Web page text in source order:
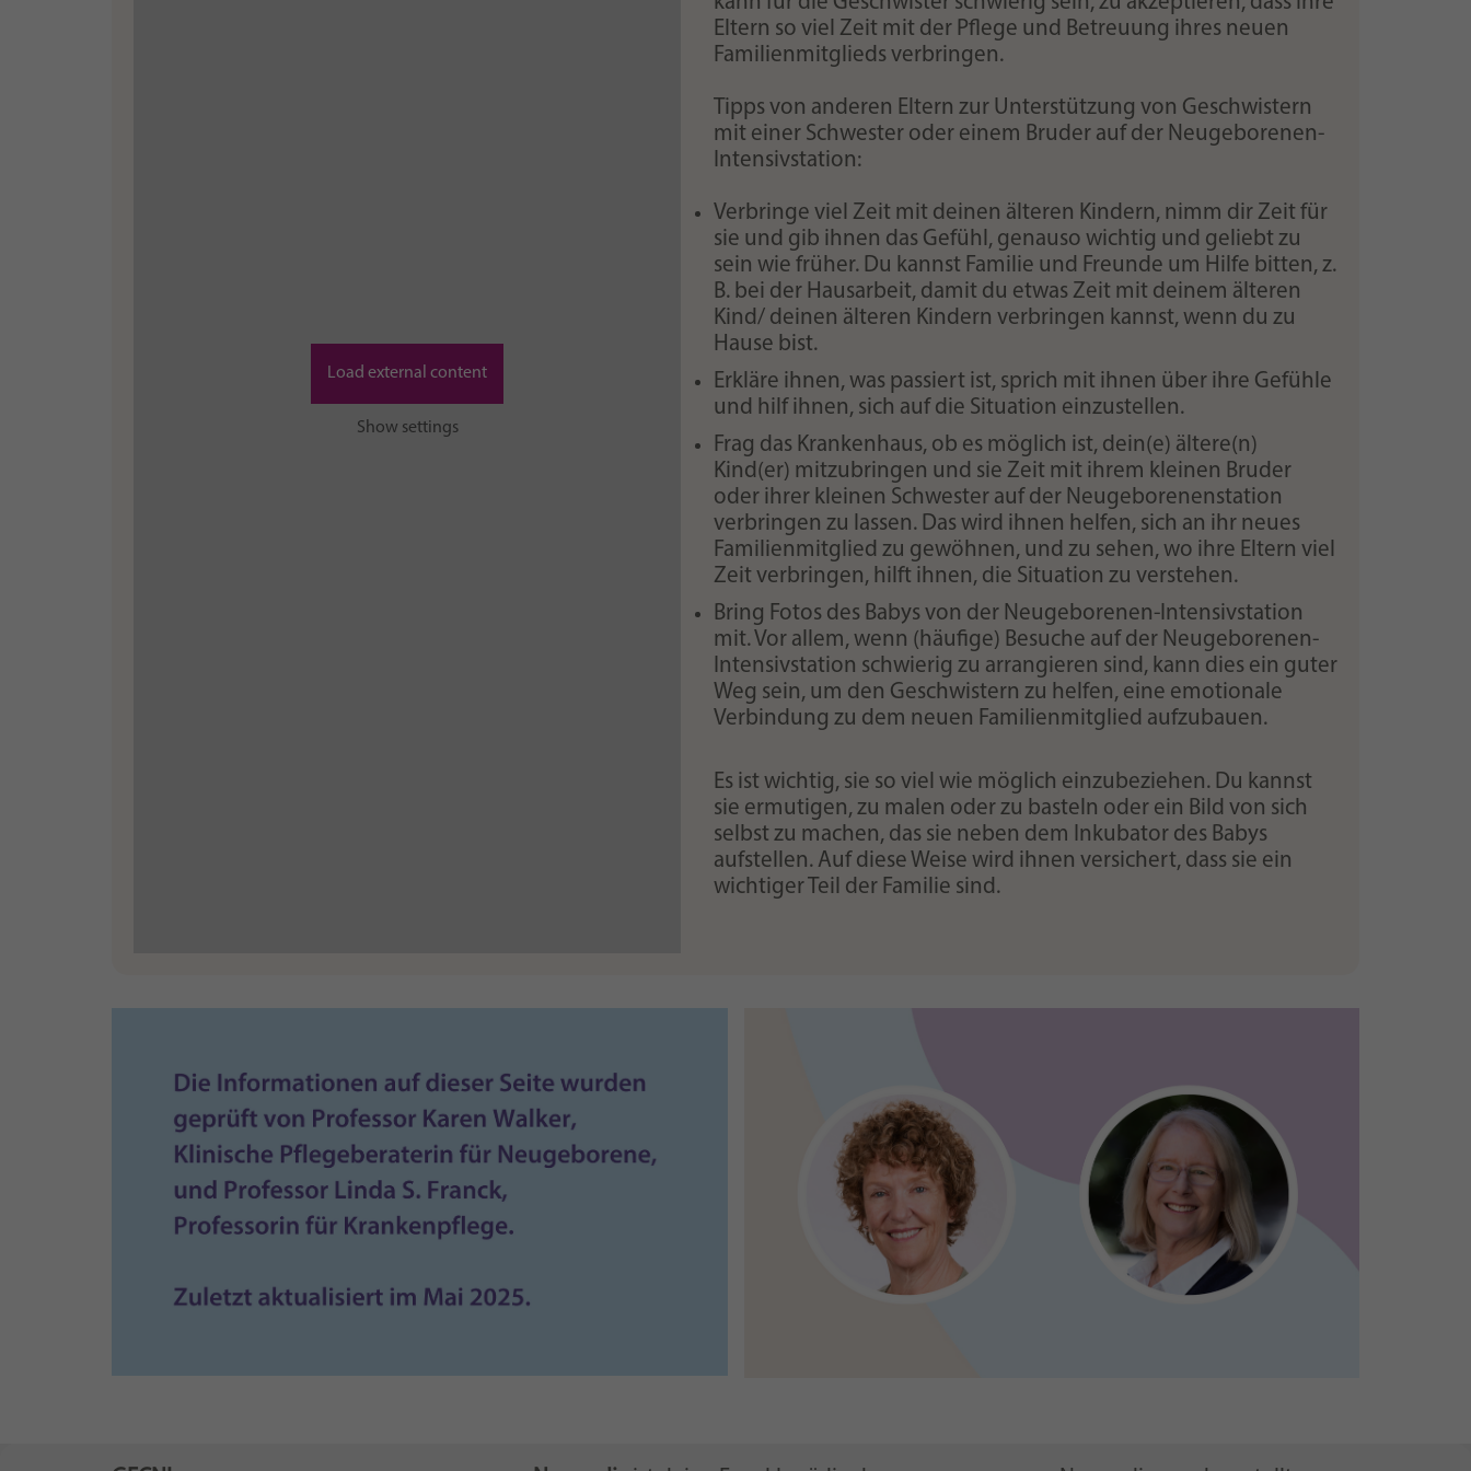
Load external content
Show settings
Eltern so viel Zeit mit der Pflege und Betreuung ihres neuen
Familienmitglieds verbringen.
Tipps von anderen Eltern zur Unterstützung von Geschwistern
mit einer Schwester oder einem Bruder auf der Neugeborenen-
Intensivstation:
Verbringe viel Zeit mit deinen älteren Kindern, nimm dir Zeit für
sie und gib ihnen das Gefühl, genauso wichtig und geliebt zu
sein wie früher. Du kannst Familie und Freunde um Hilfe bitten, z.
B. bei der Hausarbeit, damit du etwas Zeit mit deinem älteren
Kind/ deinen älteren Kindern verbringen kannst, wenn du zu
Hause bist.
Erkläre ihnen, was passiert ist, sprich mit ihnen über ihre Gefühle
und hilf ihnen, sich auf die Situation einzustellen.
Frag das Krankenhaus, ob es möglich ist, dein(e) ältere(n)
Kind(er) mitzubringen und sie Zeit mit ihrem kleinen Bruder
oder ihrer kleinen Schwester auf der Neugeborenenstation
verbringen zu lassen. Das wird ihnen helfen, sich an ihr neues
Familienmitglied zu gewöhnen, und zu sehen, wo ihre Eltern viel
Zeit verbringen, hilft ihnen, die Situation zu verstehen.
Bring Fotos des Babys von der Neugeborenen-Intensivstation
mit. Vor allem, wenn (häufige) Besuche auf der Neugeborenen-
Intensivstation schwierig zu arrangieren sind, kann dies ein guter
Weg sein, um den Geschwistern zu helfen, eine emotionale
Verbindung zu dem neuen Familienmitglied aufzubauen.
Es ist wichtig, sie so viel wie möglich einzubeziehen. Du kannst
sie ermutigen, zu malen oder zu basteln oder ein Bild von sich
selbst zu machen, das sie neben dem Inkubator des Babys
aufstellen. Auf diese Weise wird ihnen versichert, dass sie ein
wichtiger Teil der Familie sind.
eingestellt hat.